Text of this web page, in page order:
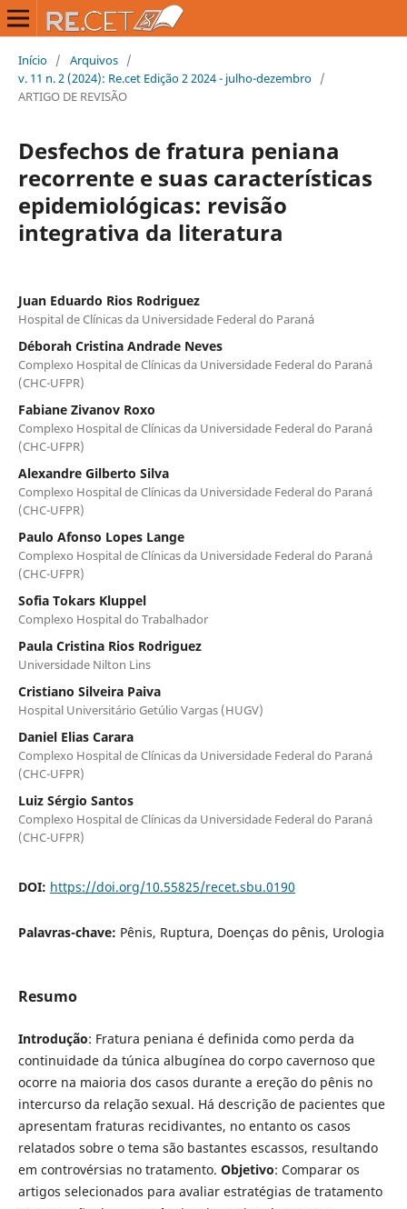
Início / Arquivos /
v. 11 n. 2 (2024): Re.cet Edição 2 2024 - julho-dezembro /
ARTIGO DE REVISÃO
Desfechos de fratura peniana
recorrente e suas características
epidemiológicas: revisão
integrativa da literatura
Juan Eduardo Rios Rodriguez
Hospital de Clínicas da Universidade Federal do Paraná
Déborah Cristina Andrade Neves
Complexo Hospital de Clínicas da Universidade Federal do Paraná
(CHC-UFPR)
Fabiane Zivanov Roxo
Complexo Hospital de Clínicas da Universidade Federal do Paraná
(CHC-UFPR)
Alexandre Gilberto Silva
Complexo Hospital de Clínicas da Universidade Federal do Paraná
(CHC-UFPR)
Paulo Afonso Lopes Lange
Complexo Hospital de Clínicas da Universidade Federal do Paraná
(CHC-UFPR)
Sofia Tokars Kluppel
Complexo Hospital do Trabalhador
Paula Cristina Rios Rodriguez
Universidade Nilton Lins
Cristiano Silveira Paiva
Hospital Universitário Getúlio Vargas (HUGV)
Daniel Elias Carara
Complexo Hospital de Clínicas da Universidade Federal do Paraná
(CHC-UFPR)
Luiz Sérgio Santos
Complexo Hospital de Clínicas da Universidade Federal do Paraná
(CHC-UFPR)
DOI: https://doi.org/10.55825/recet.sbu.0190
Palavras-chave: Pênis, Ruptura, Doenças do pênis, Urologia
Resumo
Introdução: Fratura peniana é definida como perda da
continuidade da túnica albugínea do corpo cavernoso que
ocorre na maioria dos casos durante a ereção do pênis no
intercurso da relação sexual. Há descrição de pacientes que
apresentam fraturas recidivantes, no entanto os casos
relatados sobre o tema são bastantes escassos, resultando
em controvérsias no tratamento. Objetivo: Comparar os
artigos selecionados para avaliar estratégias de tratamento